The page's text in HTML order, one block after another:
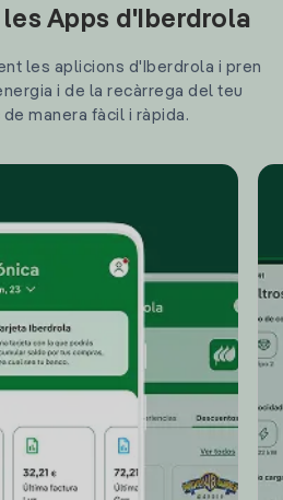
Apps d'Iberdrola
les aplicions d'Iberdrola i pren
i de la recàrrega del teu
manera fàcil i ràpida.